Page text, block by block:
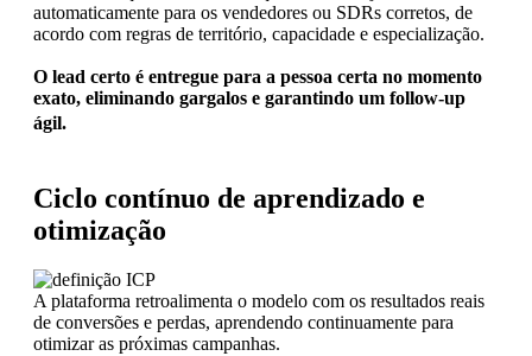
automaticamente para os vendedores ou SDRs corretos, de
acordo com regras de território, capacidade e especialização.
O lead certo é entregue para a pessoa certa no momento
exato, eliminando gargalos e garantindo um follow-up
ágil.
Ciclo contínuo de aprendizado e
otimização
A plataforma retroalimenta o modelo com os resultados reais
de conversões e perdas, aprendendo continuamente para
otimizar as próximas campanhas.